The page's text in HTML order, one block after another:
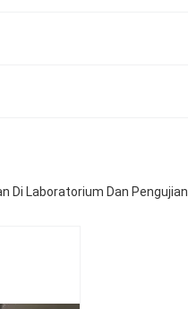
Di Laboratorium Dan Pengujian